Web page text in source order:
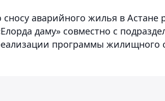
аварийного жилья в Астане
даму» совместно с
программы жилищного